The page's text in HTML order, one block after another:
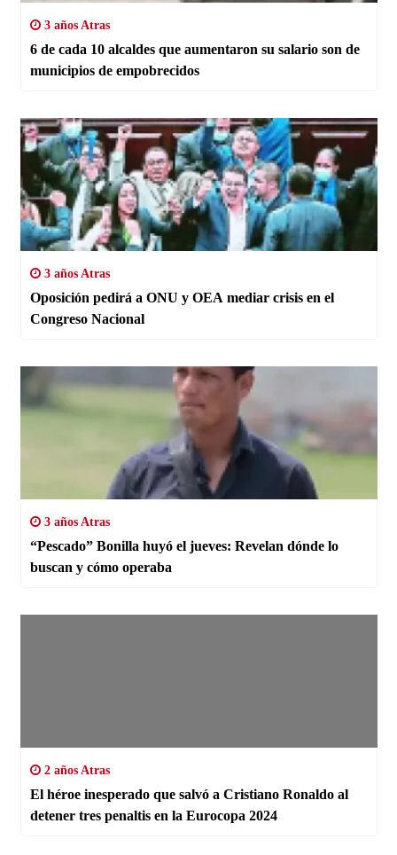
3 años Atras
6 de cada 10 alcaldes que aumentaron su salario son de
municipios de empobrecidos
3 años Atras
Oposición pedirá a ONU y OEA mediar crisis en el
Congreso Nacional
3 años Atras
“Pescado” Bonilla huyó el jueves: Revelan dónde lo
buscan y cómo operaba
2 años Atras
El héroe inesperado que salvó a Cristiano Ronaldo al
detener tres penaltis en la Eurocopa 2024